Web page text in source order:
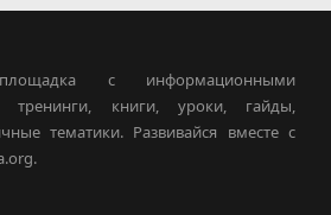
площадка с информационными
тренинги, книги, уроки, гайды,
тематики. Развивайся вместе с